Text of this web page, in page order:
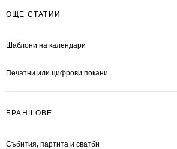
ОЩЕ СТАТИИ
Шаблони на календари
Печатни или цифрови покани
БРАНШОВЕ
Събития, партита и сватби